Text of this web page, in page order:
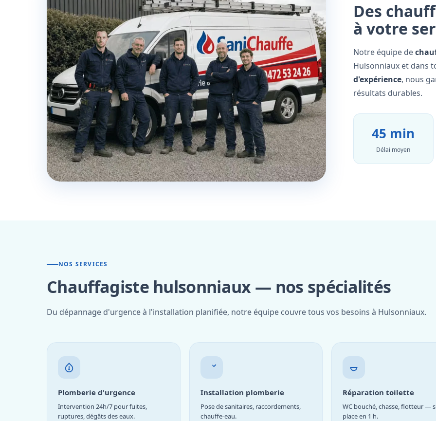
Des
à votre
Notre équipe de
Hulsonniaux et dans
d'expérience, nous
résultats durables.
45 min
Délai moyen
NOS SERVICES
Chauffagiste hulsonniaux — nos spécialités
Du dépannage d'urgence à l'installation planifiée, notre équipe couvre tous vos besoins à Hulsonniaux.
Plomberie d'urgence
Intervention 24h/7 pour fuites,
ruptures, dégâts des eaux.
Installation plomberie
Pose de sanitaires, raccordements,
chauffe-eau.
Réparation toilette
WC bouché, chasse, flotteur —
place en 1 h.